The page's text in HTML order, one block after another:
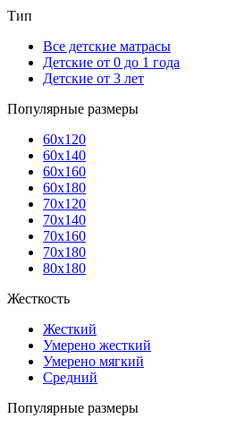
Тип
Все детские матрасы
Детские от 0 до 1 года
Детские от 3 лет
Популярные размеры
60x120
60x140
60x160
60x180
70x120
70x140
70x160
70x180
80x180
Жесткость
Жесткий
Умерено жесткий
Умерено мягкий
Средний
Популярные размеры